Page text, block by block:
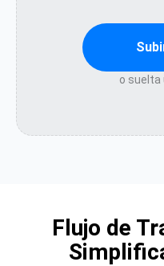
o suelta
Flujo de